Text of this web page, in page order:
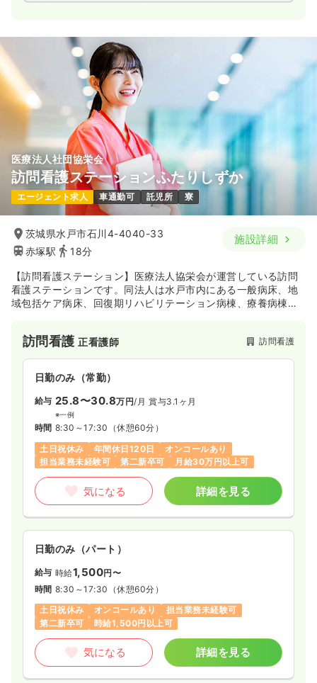
医療法人社団協栄会
訪問看護ステーションふたりしずか
エージェント求人 車通勤可 託児所 寮
茨城県水戸市石川4-4040-33
赤塚駅
18分
施設詳細
【訪問看護ステーション】医療法人協栄会が運営している訪問
看護ステーションです。同法人は水戸市内にある一般病床、地
域包括ケア病床、回復期リハビリテーション病棟、療養病棟を
ム・デイサービスセンター、居宅介護支援事業所等も複数有し
ているため、介護と医療の連携を図りながらも、医療ネットワ
ークとして地域に貢献されている法人です。同訪問看護ステー
ションは、その母体である大久保病院や関連施設はもちろんの
こと、市内外の病院やケアマネジャーとも連携を密にしながら
地域に在宅看護に力を入れています。
訪問看護正看護師 訪問看護
日勤のみ（常勤）
給与 25.8〜30.8万円/月 賞与3.1ヶ月
※一例
時間 8:30～17:30 （休憩60分）
土日祝休み
年間休日120日
オンコールあり
担当業務未経験可
第二新卒可 月給30万円以上可
気になる 詳細を見る
日勤のみ（パート）
給与 時給1,500円〜
時間 8:30～17:30 （休憩60分）
土日祝休み
オンコールあり
担当業務未経験可
第二新卒可
時給1,500円以上可
気になる 詳細を見る